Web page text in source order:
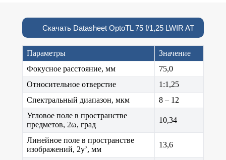
Скачать Datasheet OptoTL 75 f/1,25 LWIR AT
Параметры
Значение
Фокусное расстояние, мм
75,0
Относительное отверстие
1:1,25
Спектральный диапазон, мкм
8 – 12
Угловое поле в пространстве
предметов, 2ω, град
10,34
Линейное поле в пространстве
изображений, 2y’, мм
13,6